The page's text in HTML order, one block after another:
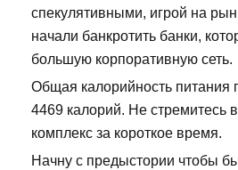
спекулятивными, игрой на
начали банкротить банки,
большую корпоративную сеть.
Общая калорийность питания
4469 калорий. Не стремитесь
комплекс за короткое время.
Начну с предыстории чтобы